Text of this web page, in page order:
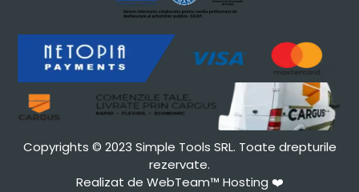
Copyrights © 2023 Simple Tools SRL. Toate drepturile
rezervate.
Realizat de WebTeam™ Hosting ❤️